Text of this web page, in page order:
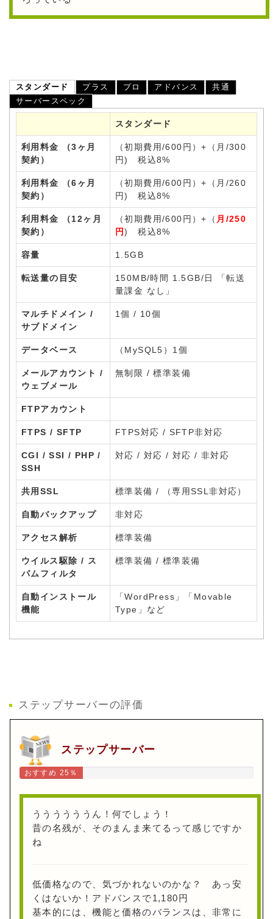
スタンダード プラス プロ アドバンス
共通
サーバースペック
スタンダード
利用料金 （3ヶ月
契約）
（初期費用/600円）+（月/300
円) 税込8%
利用料金 （6ヶ月
契約）
（初期費用/600円）+（月/260
円) 税込8%
利用料金 （12ヶ月
契約）
（初期費用/600円）+（ 月/250
円) 税込8%
容量 1.5GB
転送量の目安
150MB/時間 1.5GB/日 「転送
量課金 なし」
マルチドメイン /
サブドメイン
1個 / 10個
データベース （MySQL5）1個
メールアカウント /
ウェブメール
無制限 / 標準装備
FTPアカウント
FTPS / SFTP FTPS対応 / SFTP非対応
CGI / SSI / PHP /
SSH
対応 / 対応 / 対応 / 非対応
共用SSL 標準装備 / （専用SSL非対応）
自動バックアップ 非対応
アクセス解析 標準装備
ウイルス駆除 / ス
パムフィルタ
標準装備 / 標準装備
自動インストール
機能
「WordPress」「Movable
Type」など
ステップサーバーの評価
ステップサーバー
おすすめ 25％
ううううううん！何でしょう！
昔の名残が、そのまんま来てるって感じですか
ね
低価格なので、気づかれないのかな？ あっ安
くはないか！アドバンスで1,180円
基本的には、機能と価格のバランスは、非常に